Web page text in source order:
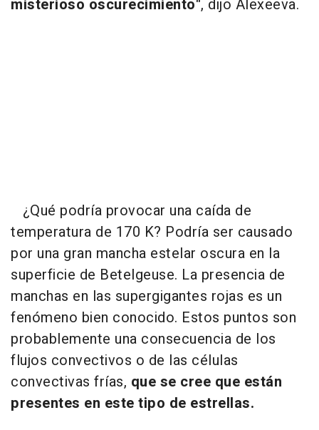
misterioso oscurecimiento", dijo Alexeeva.
¿Qué podría provocar una caída de
temperatura de 170 K? Podría ser causado
por una gran mancha estelar oscura en la
superficie de Betelgeuse. La presencia de
manchas en las supergigantes rojas es un
fenómeno bien conocido. Estos puntos son
probablemente una consecuencia de los
flujos convectivos o de las células
convectivas frías, que se cree que están
presentes en este tipo de estrellas.